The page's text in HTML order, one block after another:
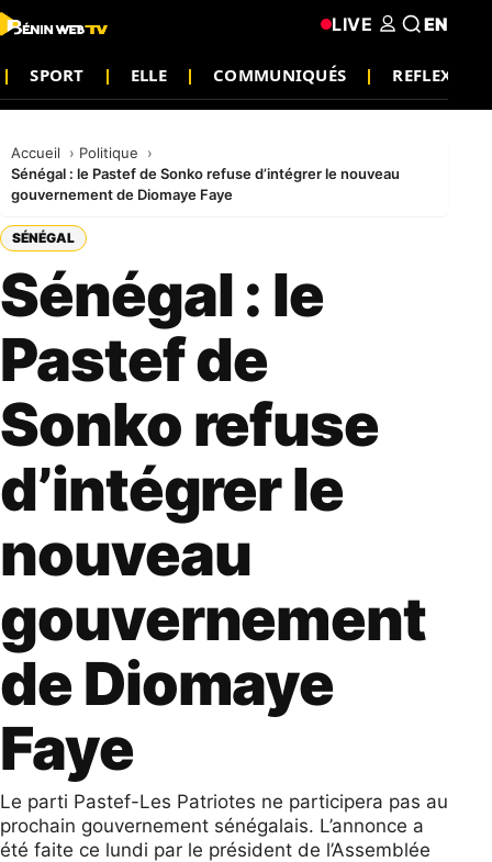
SPORT ELLE COMMUNIQUÉS REFLEXION
LIVE EN
Accueil
Politique
Sénégal : le Pastef de Sonko refuse d’intégrer le nouveau
gouvernement de Diomaye Faye
SÉNÉGAL
Sénégal : le
Pastef de
Sonko refuse
d’intégrer le
nouveau
gouvernement
de Diomaye
Faye
Le parti Pastef-Les Patriotes ne participera pas au
prochain gouvernement sénégalais. L’annonce a
été faite ce lundi par le président de l’Assemblée